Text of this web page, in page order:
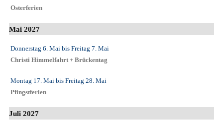
Osterferien
Mai 2027
Donnerstag 6. Mai bis Freitag 7. Mai
Christi Himmelfahrt + Brückentag
Montag 17. Mai bis Freitag 28. Mai
Pfingstferien
Juli 2027